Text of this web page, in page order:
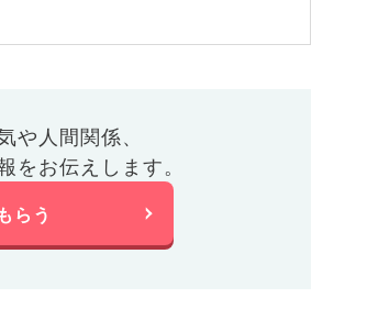
や人間関係、
をお伝えします。
らう